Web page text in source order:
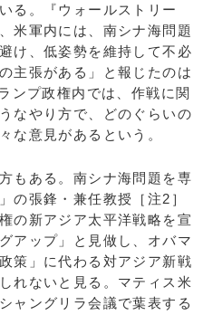
る。『ウォールストリー
米軍内には、南シナ海問題
け、低姿勢を維持して不必
主張がある」と報じたのは
ンプ政権内では、作戦に関
なやり方で、どのぐらいの
な意見があるという。
もある。南シナ海問題を専
の張鋒・兼任教授［注2］
の新アジア太平洋戦略を宣
アップ」と見做し、オバマ
策」に代わる対アジア新戦
れないと見る。マティス米
ャングリラ会議で葉表する